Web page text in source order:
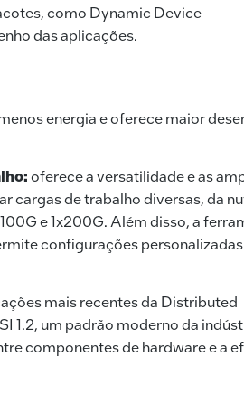
como Dynamic Device
das aplicações.
energia e oferece maior
oferece a versatilidade e as
cargas de trabalho diversas, da
e 1x200G. Além disso, a
configurações
mais recentes da Distributed
1.2, um padrão moderno da
componentes de hardware e a